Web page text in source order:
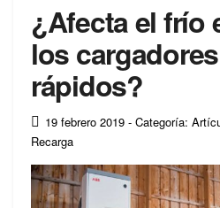
¿Afecta el frío
los
rápidos?
19 febrero 2019 - Categoría:
Recarga